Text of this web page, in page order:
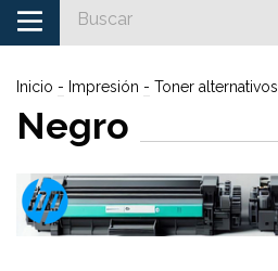
Inicio - Impresión - Toner alternativos
Negro